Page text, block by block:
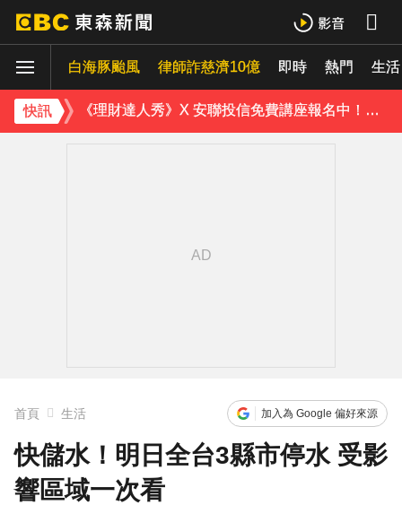
白海豚颱風 律師詐慈濟10億 即時 熱門 生活
快訊
下載東森App，隨時掌握天下大小事！
《理財達人秀》X 安聯投信免費講座報名中！搶先卡位 2027
首頁 生活 加入為 Google 偏好來源
快儲水！明日全台3縣市停水 受影
響區域一次看